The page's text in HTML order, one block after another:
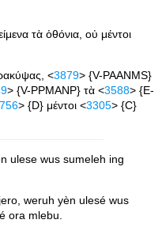
τὰ ὀθόνια, οὐ μέντοι
<3879> {V-PAANMS}
> {V-PPMANP} τὰ <3588> {E-
> {D} μέντοι <3305> {C}
ulese wus sumeleh ing
weruh yèn ulesé wus
ora mlebu.